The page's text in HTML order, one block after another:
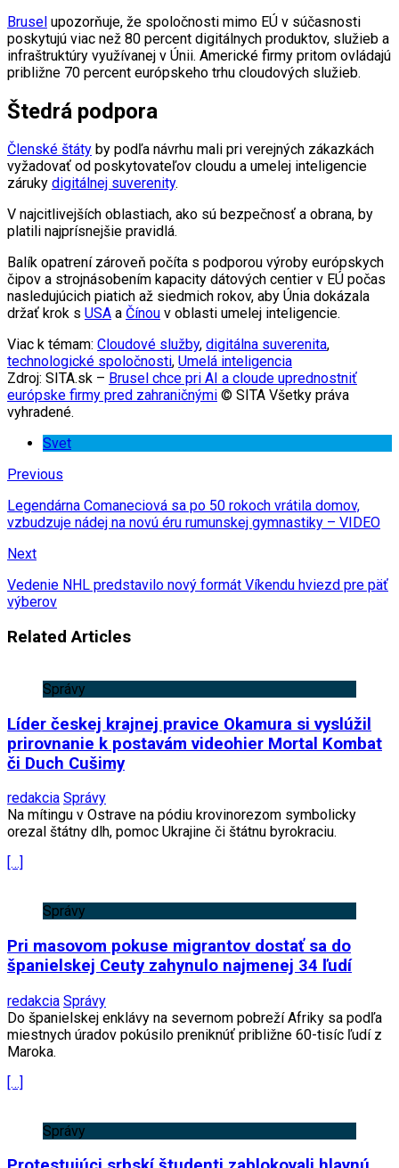
Brusel upozorňuje, že spoločnosti mimo EÚ v súčasnosti
poskytujú viac než 80 percent digitálnych produktov, služieb a
infraštruktúry využívanej v Únii. Americké firmy pritom ovládajú
približne 70 percent európskeho trhu cloudových služieb.
Štedrá podpora
Členské štáty by podľa návrhu mali pri verejných zákazkách
vyžadovať od poskytovateľov cloudu a umelej inteligencie
záruky digitálnej suverenity.
V najcitlivejších oblastiach, ako sú bezpečnosť a obrana, by
platili najprísnejšie pravidlá.
Balík opatrení zároveň počíta s podporou výroby európskych
čipov a strojnásobením kapacity dátových centier v EÚ počas
nasledujúcich piatich až siedmich rokov, aby Únia dokázala
držať krok s USA a Čínou v oblasti umelej inteligencie.
Viac k témam: Cloudové služby, digitálna suverenita,
technologické spoločnosti, Umelá inteligencia
Zdroj: SITA.sk – Brusel chce pri AI a cloude uprednostniť
európske firmy pred zahraničnými © SITA Všetky práva
vyhradené.
Svet
Previous
Legendárna Comaneciová sa po 50 rokoch vrátila domov,
vzbudzuje nádej na novú éru rumunskej gymnastiky – VIDEO
Next
Vedenie NHL predstavilo nový formát Víkendu hviezd pre päť
výberov
Related Articles
Správy
Líder českej krajnej pravice Okamura si vyslúžil
prirovnanie k postavám videohier Mortal Kombat
či Duch Cušimy
redakcia Správy
Na mítingu v Ostrave na pódiu krovinorezom symbolicky
orezal štátny dlh, pomoc Ukrajine či štátnu byrokraciu.
[…]
Správy
Pri masovom pokuse migrantov dostať sa do
španielskej Ceuty zahynulo najmenej 34 ľudí
redakcia Správy
Do španielskej enklávy na severnom pobreží Afriky sa podľa
miestnych úradov pokúsilo preniknúť približne 60-tisíc ľudí z
Maroka.
[…]
Správy